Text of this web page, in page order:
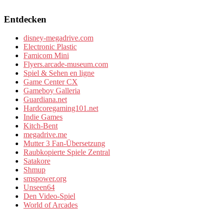
Entdecken
disney-megadrive.com
Electronic Plastic
Famicom Mini
Flyers.arcade-museum.com
Spiel & Sehen en ligne
Game Center CX
Gameboy Galleria
Guardiana.net
Hardcoregaming101.net
Indie Games
Kitch-Bent
megadrive.me
Mutter 3 Fan-Übersetzung
Raubkopierte Spiele Zentral
Satakore
Shmup
smspower.org
Unseen64
Den Video-Spiel
World of Arcades